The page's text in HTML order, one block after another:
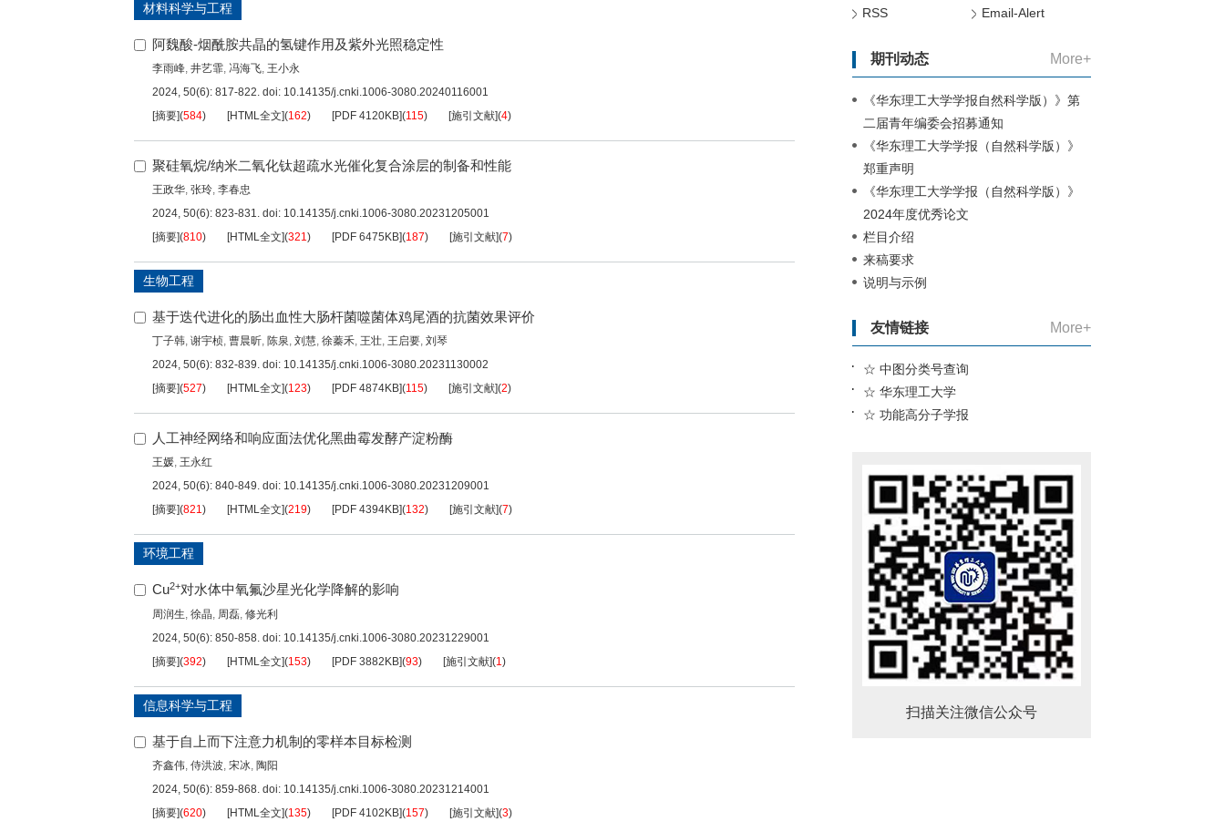
材料科学与工程
阿魏酸-烟酰胺共晶的氢键作用及紫外光照稳定性
李雨峰, 井艺霏, 冯海飞, 王小永
2024, 50(6): 817-822. doi: 10.14135/j.cnki.1006-3080.20240116001
[摘要](584) [HTML全文](162) [PDF 4120KB](115) [施引文献](4)
聚硅氧烷/纳米二氧化钛超疏水光催化复合涂层的制备和性能
王政华, 张玲, 李春忠
2024, 50(6): 823-831. doi: 10.14135/j.cnki.1006-3080.20231205001
[摘要](810) [HTML全文](321) [PDF 6475KB](187) [施引文献](7)
生物工程
基于迭代进化的肠出血性大肠杆菌噬菌体鸡尾酒的抗菌效果评价
丁子韩, 谢宇桢, 曹晨昕, 陈泉, 刘慧, 徐蓁禾, 王壮, 王启要, 刘琴
2024, 50(6): 832-839. doi: 10.14135/j.cnki.1006-3080.20231130002
[摘要](527) [HTML全文](123) [PDF 4874KB](115) [施引文献](2)
人工神经网络和响应面法优化黑曲霉发酵产淀粉酶
王媛, 王永红
2024, 50(6): 840-849. doi: 10.14135/j.cnki.1006-3080.20231209001
[摘要](821) [HTML全文](219) [PDF 4394KB](132) [施引文献](7)
环境工程
Cu2+对水体中氧氟沙星光化学降解的影响
周润生, 徐晶, 周磊, 修光利
2024, 50(6): 850-858. doi: 10.14135/j.cnki.1006-3080.20231229001
[摘要](392) [HTML全文](153) [PDF 3882KB](93) [施引文献](1)
信息科学与工程
基于自上而下注意力机制的零样本目标检测
齐鑫伟, 侍洪波, 宋冰, 陶阳
2024, 50(6): 859-868. doi: 10.14135/j.cnki.1006-3080.20231214001
[摘要](620) [HTML全文](135) [PDF 4102KB](157) [施引文献](3)
RSS
Email-Alert
期刊动态 More+
《华东理工大学学报自然科学版）》第
二届青年编委会招募通知
《华东理工大学学报（自然科学版）》
郑重声明
《华东理工大学学报（自然科学版）》
2024年度优秀论文
栏目介绍
来稿要求
说明与示例
友情链接 More+
☆ 中图分类号查询
☆ 华东理工大学
☆ 功能高分子学报
扫描关注微信公众号